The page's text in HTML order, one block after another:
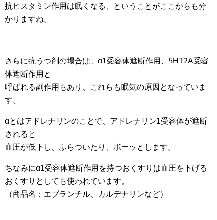
抗ヒスタミン作用は眠くなる、ということがここからも分
かりますね。
さらに抗うつ剤の場合は、α1受容体遮断作用、5HT2A受容
体遮断作用と
呼ばれる副作用もあり、これらも眠気の原因となっていま
す。
αとはアドレナリンのことで、アドレナリン1受容体が遮断
されると
血圧が低下し、ふらついたり、ボーッとします。
ちなみにα1受容体遮断作用を持つおくすりは血圧を下げる
おくすりとしても使われています。
（商品名：エブランチル、カルデナリンなど）